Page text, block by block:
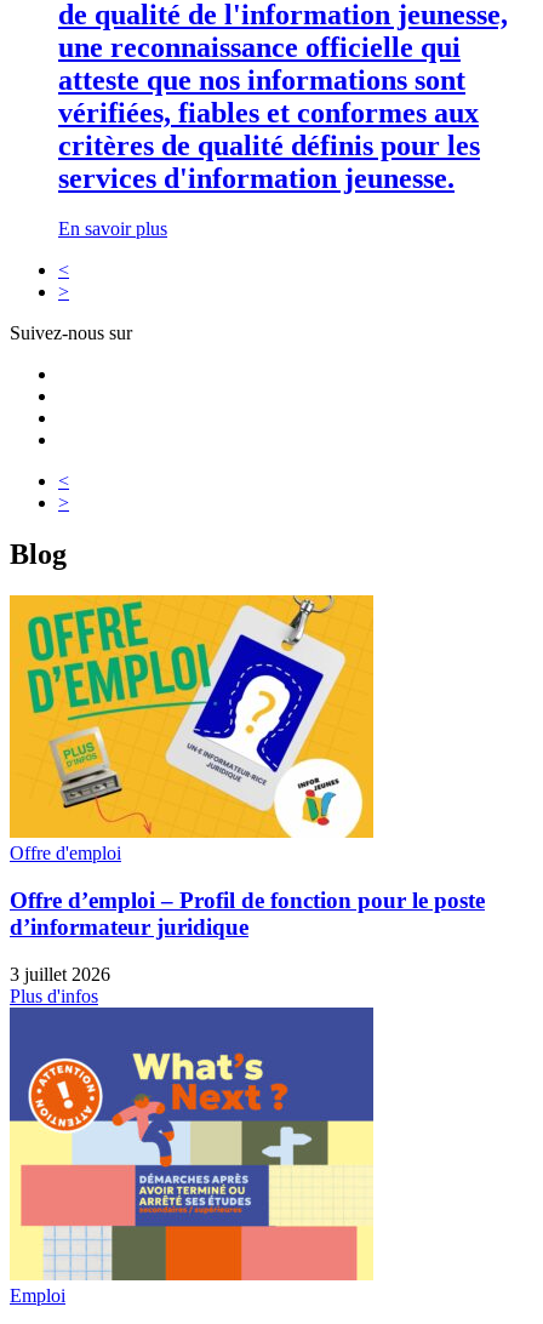
de qualité de l'information jeunesse,
une reconnaissance officielle qui
atteste que nos informations sont
vérifiées, fiables et conformes aux
critères de qualité définis pour les
services d'information jeunesse.
En savoir plus
<
>
Suivez-nous sur
<
>
Blog
Offre d'emploi
Offre d’emploi – Profil de fonction pour le poste
d’informateur juridique
3 juillet 2026
Plus d'infos
Emploi